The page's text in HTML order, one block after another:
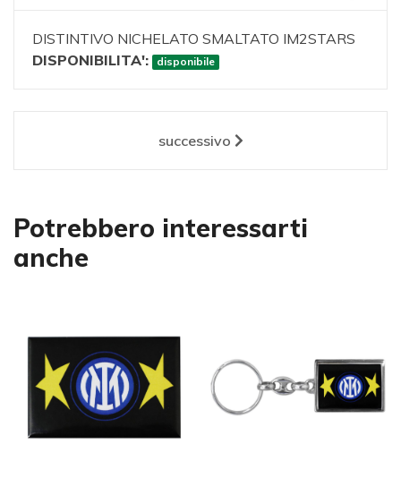
DISTINTIVO NICHELATO SMALTATO IM2STARS
DISPONIBILITA':
disponibile
successivo
Potrebbero interessarti
anche